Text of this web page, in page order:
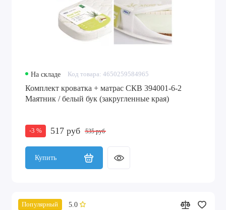
На складе Код товара: 4650259584965
Комплект кроватка + матрас СКВ 394001-6-2
Маятник / белый бук (закругленные края)
-3 % 517 руб 535 руб
Купить
Популярный
5.0